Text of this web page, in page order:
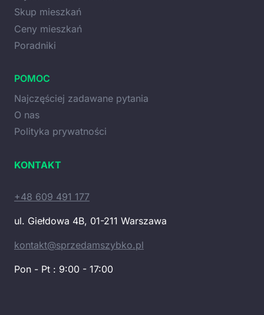
Skup mieszkań
Ceny mieszkań
Poradniki
POMOC
Najczęściej zadawane pytania
O nas
Polityka prywatności
KONTAKT
+48 609 491 177
ul. Giełdowa 4B, 01-211 Warszawa
kontakt@sprzedamszybko.pl
Pon - Pt : 9:00 - 17:00